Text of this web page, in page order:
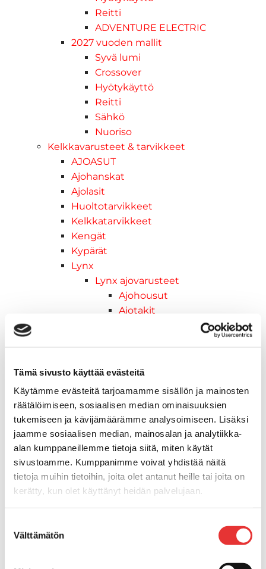
Tämä sivusto käyttää evästeitä
Käytämme evästeitä tarjoamamme sisällön ja mainosten
räätälöimiseen, sosiaalisen median ominaisuuksien
tukemiseen ja kävijämäärämme analysoimiseen. Lisäksi
jaamme sosiaalisen median, mainosalan ja analytiikka-
alan kumppaneillemme tietoja siitä, miten käytät
sivustoamme. Kumppanimme voivat yhdistää näitä
tietoja muihin tietoihin, joita olet antanut heille tai joita on
kerätty, kun olet käyttänyt heidän palvelujaan.
valinta
Välttämätön
Reitti
ADVENTURE ELECTRIC
2027 vuoden mallit
Syvä lumi
Crossover
Hyötykäyttö
Reitti
Sähkö
Nuoriso
Kelkkavarusteet & tarvikkeet
AJOASUT
Ajohanskat
Ajolasit
Huoltotarvikkeet
Kelkkatarvikkeet
Kengät
Kypärät
Lynx
Lynx ajovarusteet
Ajohousut
Ajotakit
Lynx vapaa-ajan asusteet
Lynx vaatetus
Ski-Doo
Ski-Doo ajovarusteet
Ski-Doo vapaa-ajan asusteet
Suojavarusteet
TELAMATOT
Vapaa-aika
Variaattorin hihnat
Woody's ohjausraudat